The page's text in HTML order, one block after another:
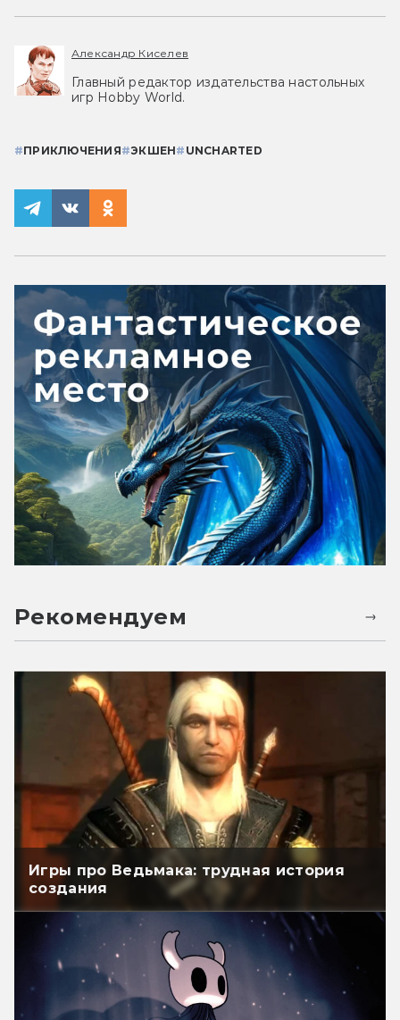
Александр Киселев
Главный редактор издательства настольных
игр Hobby World.
#ПРИКЛЮЧЕНИЯ#ЭКШЕН# UNCHARTED
Рекомендуем
Игры про Ведьмака: трудная история
создания